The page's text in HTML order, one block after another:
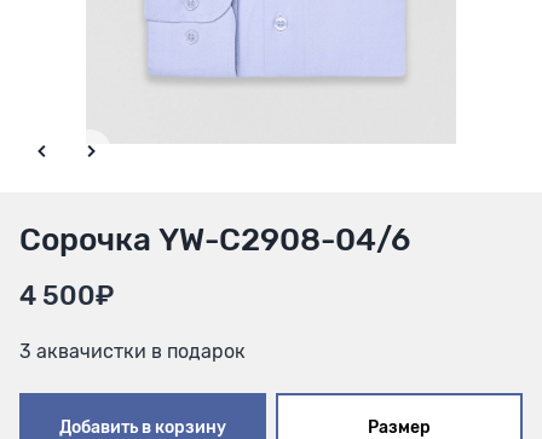
Сорочка YW-С2908-04/6
4 500₽
3 аквачистки в подарок
Добавить в корзину Размер